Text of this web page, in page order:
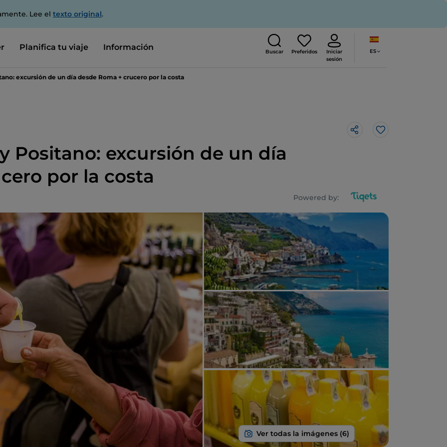
Lee el texto original.
Planifica tu viaje Información Buscar Preferidos
Iniciar
sesión
ES
excursión de un día desde Roma + crucero por la costa
Positano: excursión de un día
por la costa
Powered by:
Me gusta